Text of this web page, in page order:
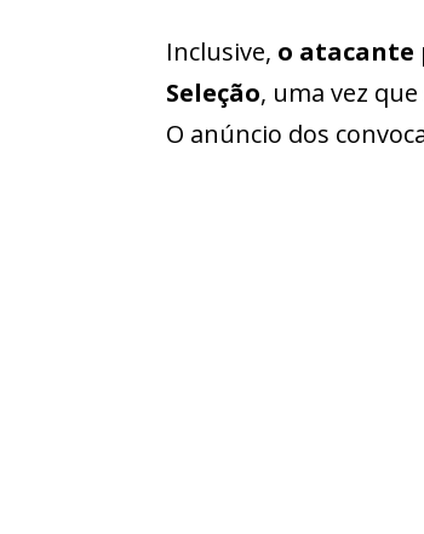
Inclusive, o atacante
Seleção, uma vez
O anúncio dos